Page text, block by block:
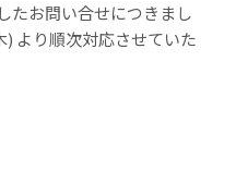
たお問い合せにつきまし
) より順次対応させていた